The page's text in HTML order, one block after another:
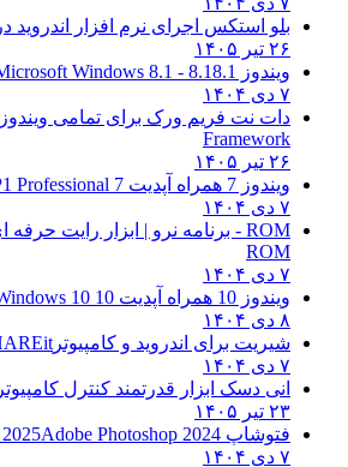
بلو استکس اجرای نرم افزار اندروید در
۲۶ تیر ۱۴۰۵
ویندوز 8.18.1 - Microsoft Windows 8.1
دات نت فریم ورک برای تمامی
Framework
۲۶ تیر ۱۴۰۵
ویندوز 7 همراه آپدیت 7 SP1
Professional
ROM - برنامه نرو | ابزار رایت حرفه ای و
ROM
ویندوز 10 همراه آپدیت 10 22H2
Windows 10
شیریت برای اندروید و کامپیوتر
انی دسک ابزار قدرتمند کنترل کامپیوتر
۲۳ تیر ۱۴۰۵
فتوشاپ CC 2025Adobe Photoshop 2024